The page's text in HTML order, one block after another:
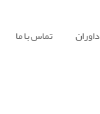
داوران تماس با ما